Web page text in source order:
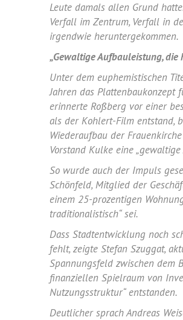
Leute damals allen Grund
Verfall im Zentrum, Verfall in
irgendwie heruntergekommen.
„Gewaltige Aufbauleistung,
Unter dem euphemistischen
Jahren das Plattenbaukonzept
erinnerte Roßberg vor einer
als der Kohlert-Film entstand,
Wiederaufbau der
Vorstand Kulke eine
So wurde auch der Impuls
Schönfeld, Mitglied der
einem 25-prozentigen
traditionalistisch“ sei.
Dass Stadtentwicklung noch
fehlt, zeigte Stefan Szuggat,
Spannungsfeld zwischen dem
finanziellen Spielraum von
Nutzungsstruktur“ entstanden.
Deutlicher sprachAndreas